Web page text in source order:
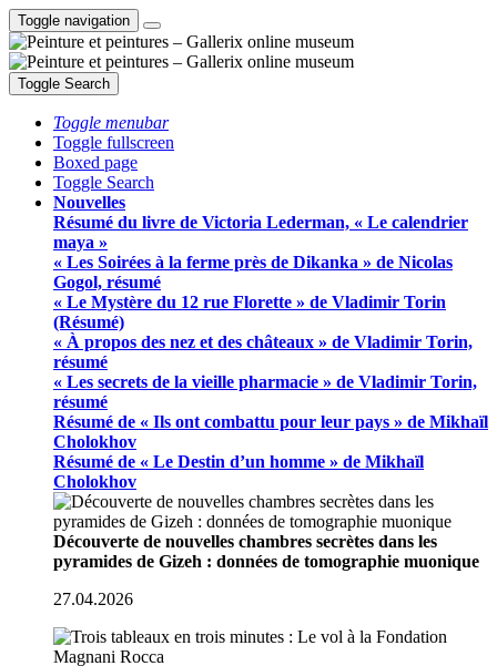
Toggle navigation
Toggle Search
Toggle menubar
Toggle fullscreen
Boxed page
Toggle Search
Nouvelles
Résumé du livre de Victoria Lederman, « Le calendrier
maya »
« Les Soirées à la ferme près de Dikanka » de Nicolas
Gogol, résumé
« Le Mystère du 12 rue Florette » de Vladimir Torin
(Résumé)
« À propos des nez et des châteaux » de Vladimir Torin,
résumé
« Les secrets de la vieille pharmacie » de Vladimir Torin,
résumé
Résumé de « Ils ont combattu pour leur pays » de Mikhaïl
Cholokhov
Résumé de « Le Destin d’un homme » de Mikhaïl
Cholokhov
Découverte de nouvelles chambres secrètes dans les
pyramides de Gizeh : données de tomographie muonique
27.04.2026